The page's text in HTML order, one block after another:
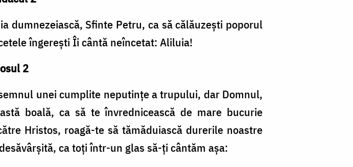
Sfinte Petru, ca să călăuzeşti poporul
îngereşti Îi cântă neîncetat: Aliluia!
2
unei cumplite neputinţe a trupului, dar Domnul,
boală, ca să te învrednicească de mare bucurie
Hristos, roagă-te să tămăduiască durerile noastre
ca toţi într-un glas să-ţi cântăm aşa: